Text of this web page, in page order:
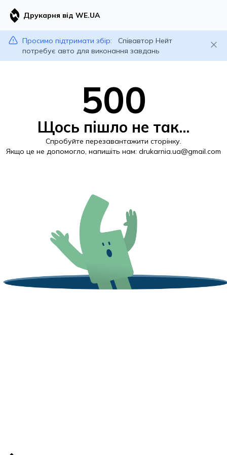
Друкарня від WE.UA
Просимо підтримати збір:
Співавтор Нейт
потребує авто для виконання завдань
500
Щось пішло не так...
Спробуйте перезавантажити сторінку.
Якщо це не допомогло, напишіть нам: drukarnia.ua@gmail.com